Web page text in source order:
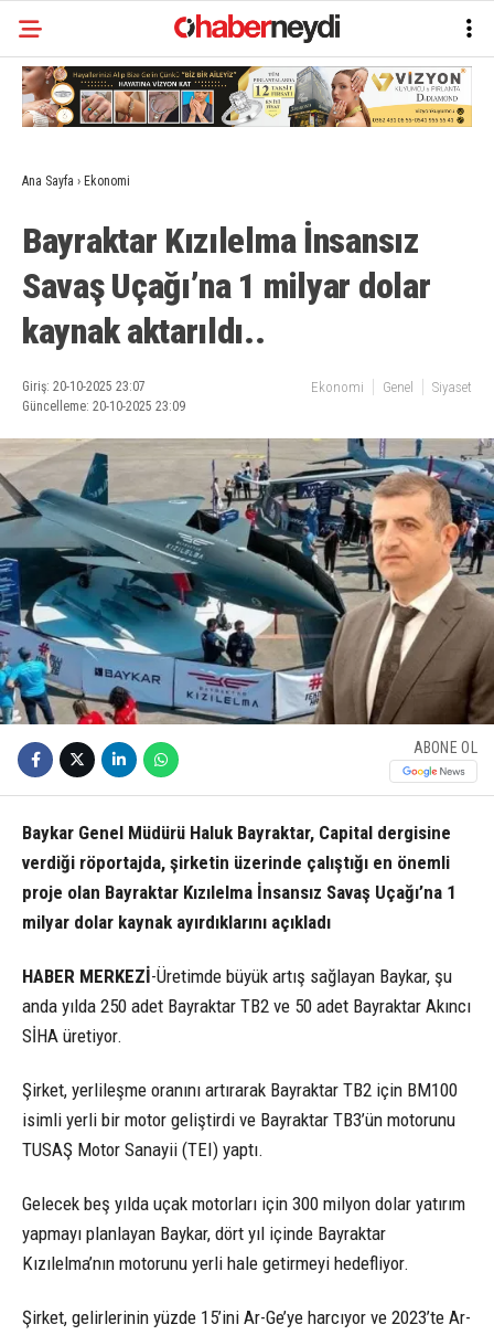
Ana Sayfa › Ekonomi
Bayraktar Kızılelma İnsansız
Savaş Uçağı’na 1 milyar dolar
kaynak aktarıldı..
Giriş: 20-10-2025 23:07
Güncelleme: 20-10-2025 23:09
Ekonomi Genel Siyaset
ABONE OL
Baykar Genel Müdürü Haluk Bayraktar, Capital dergisine
verdiği röportajda, şirketin üzerinde çalıştığı en önemli
proje olan Bayraktar Kızılelma İnsansız Savaş Uçağı’na 1
milyar dolar kaynak ayırdıklarını açıkladı
HABER MERKEZİ-Üretimde büyük artış sağlayan Baykar, şu
anda yılda 250 adet Bayraktar TB2 ve 50 adet Bayraktar Akıncı
SİHA üretiyor.
Şirket, yerlileşme oranını artırarak Bayraktar TB2 için BM100
isimli yerli bir motor geliştirdi ve Bayraktar TB3’ün motorunu
TUSAŞ Motor Sanayii (TEI) yaptı.
Gelecek beş yılda uçak motorları için 300 milyon dolar yatırım
yapmayı planlayan Baykar, dört yıl içinde Bayraktar
Kızılelma’nın motorunu yerli hale getirmeyi hedefliyor.
Şirket, gelirlerinin yüzde 15’ini Ar-Ge’ye harcıyor ve 2023’te Ar-